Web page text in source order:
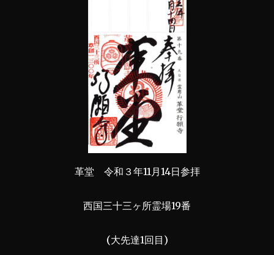
革堂 令和３年11月14日参拝
西国三十三ヶ所霊場19番
(大先達1回目)